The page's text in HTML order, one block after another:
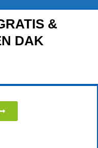
&
DAK